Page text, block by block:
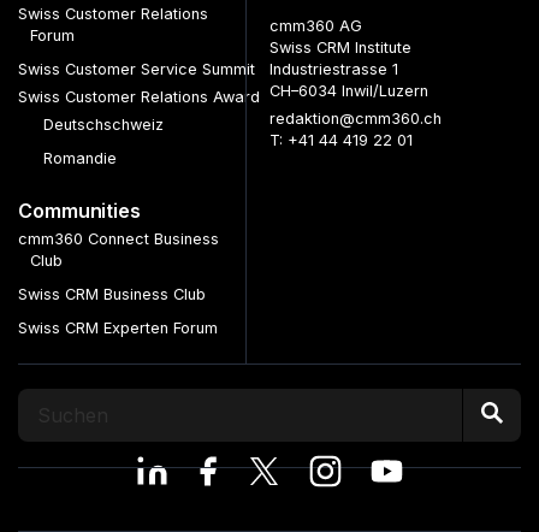
Swiss Customer Relations
Forum
Swiss Customer Service Summit
Swiss Customer Relations Award
Deutschschweiz
Romandie
Communities
cmm360 Connect Business
Club
Swiss CRM Business Club
Swiss CRM Experten Forum
cmm360 AG
Swiss CRM Institute
Industriestrasse 1
CH–6034 Inwil/Luzern
redaktion@cmm360.ch
T: +41 44 419 22 01